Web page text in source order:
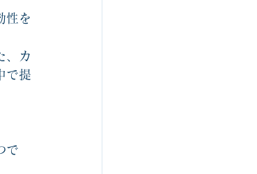
性を
、カ
で提
で